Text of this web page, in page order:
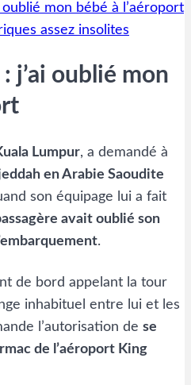
mon bébé à l’aéroport
assez insolites
j’ai oublié mon
Lumpur, a demandé à
en Arabie Saoudite
son équipage lui a fait
avait oublié son
.
de bord appelant la tour
inhabituel entre lui et les
l’autorisation de se
de l’aéroport King